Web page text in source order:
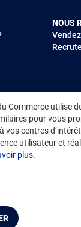
Commerce utilise
pour vous
vos centres
utilisateur et
plus.
NOUS